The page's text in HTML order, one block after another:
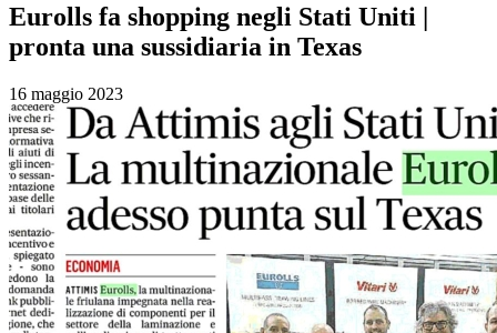
Eurolls fa shopping negli Stati Uniti |
pronta una sussidiaria in Texas
16 maggio 2023